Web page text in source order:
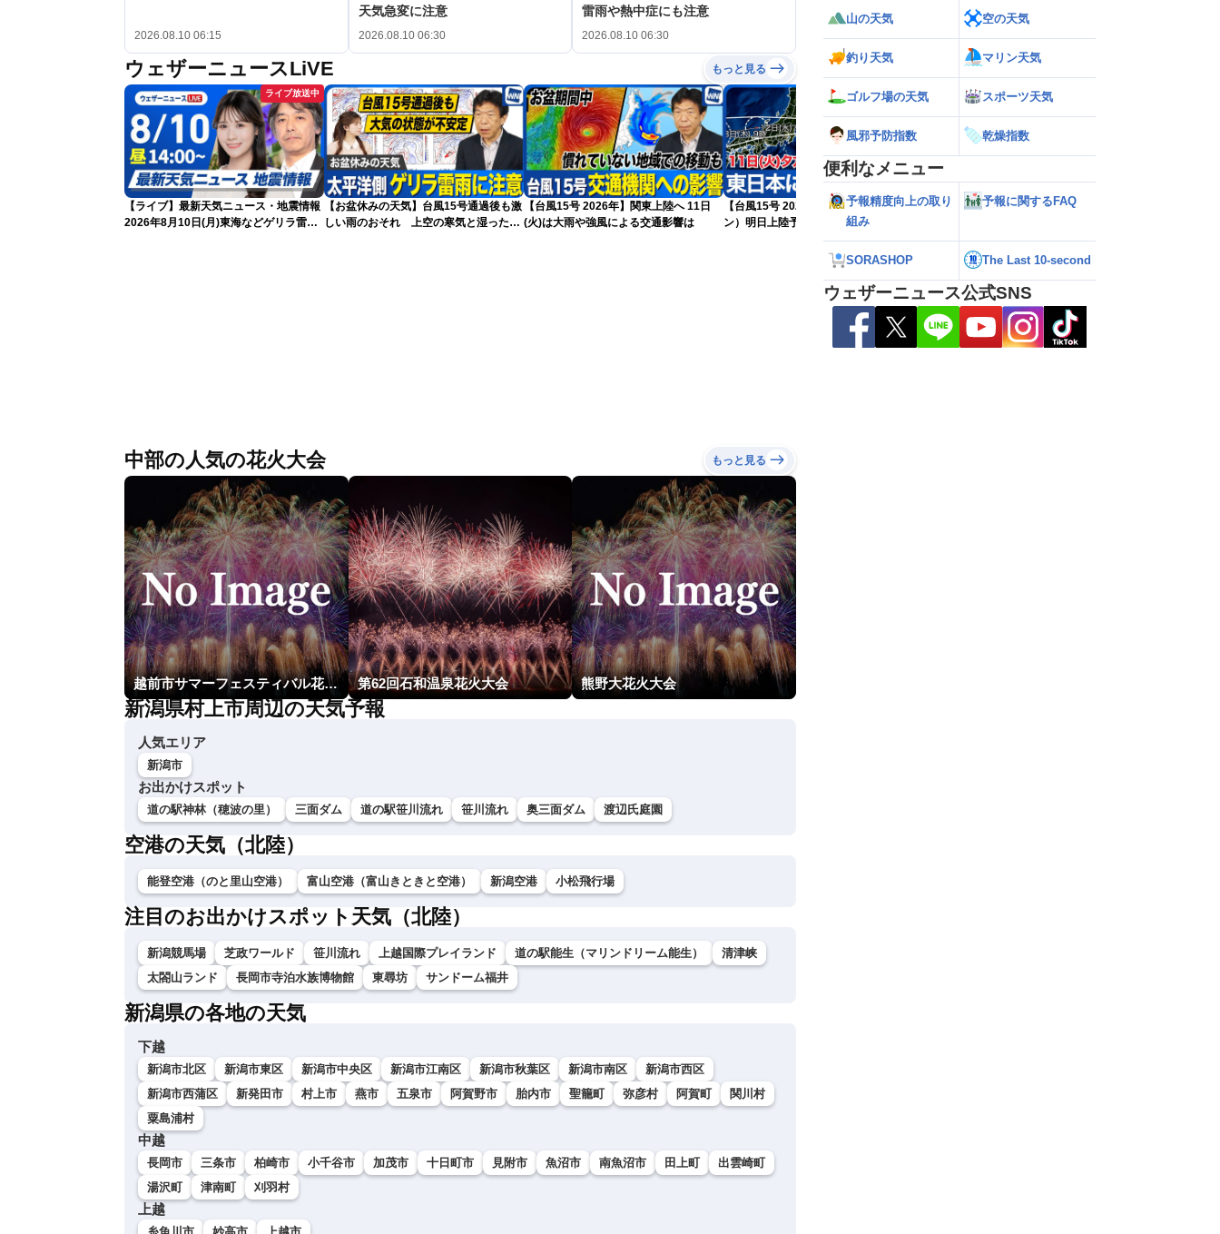
2026.08.10 06:15
天気急変に注意
2026.08.10 06:30
雷雨や熱中症にも注意
2026.08.10 06:30
ウェザーニュースLiVE もっと見る
ライブ放送中
【ライブ】最新天気ニュース・地震情報
2026年8月10日(月)東海などゲリラ雷雨
【お盆休みの天気】台風15号通過後も激
しい雨のおそれ 上空の寒気と湿った空
【台風15号 2026年】関東上陸へ 11日
(火)は大雨や強風による交通影響は
【台風15号 2026】台風15号（チャンホ
ン）明日上陸予想 東日本・北陸横断で大
雨や暴風に要警戒（10日9時現在）
【台風13号・15号・16号 2026】15号は
（10日6時更新）
中部の人気の花火大会 もっと見る
越前市サマーフェスティバル花火大会 第62回石和温泉花火大会 熊野大花火大会
新潟県村上市周辺の天気予報
人気エリア
新潟市
お出かけスポット
道の駅神林（穂波の里） 三面ダム 道の駅笹川流れ 笹川流れ 奥三面ダム 渡辺氏庭園
空港の天気（北陸）
能登空港（のと里山空港） 富山空港（富山きときと空港） 新潟空港 小松飛行場
注目のお出かけスポット天気（北陸）
新潟競馬場 芝政ワールド 笹川流れ 上越国際プレイランド 道の駅能生（マリンドリーム能生）
清津峡
太閤山ランド
長岡市寺泊水族博物館 東尋坊 サンドーム福井
新潟県の各地の天気
下越
新潟市北区 新潟市東区 新潟市中央区 新潟市江南区 新潟市秋葉区 新潟市南区
新潟市西区
新潟市西蒲区
新発田市 村上市 燕市 五泉市 阿賀野市 胎内市 聖籠町 弥彦村 阿賀町
関川村
粟島浦村
中越
長岡市 三条市 柏崎市 小千谷市 加茂市 十日町市 見附市 魚沼市 南魚沼市 田上町
出雲崎町
湯沢町
津南町 刈羽村
上越
山の天気 空の天気
釣り天気 マリン天気
ゴルフ場の天気 スポーツ天気
風邪予防指数 乾燥指数
便利なメニュー
予報精度向上の取り
組み
予報に関するFAQ
SORASHOP The Last 10-second
ウェザーニュース公式SNS